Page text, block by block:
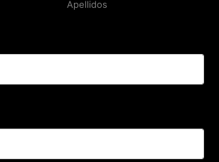
Apellidos